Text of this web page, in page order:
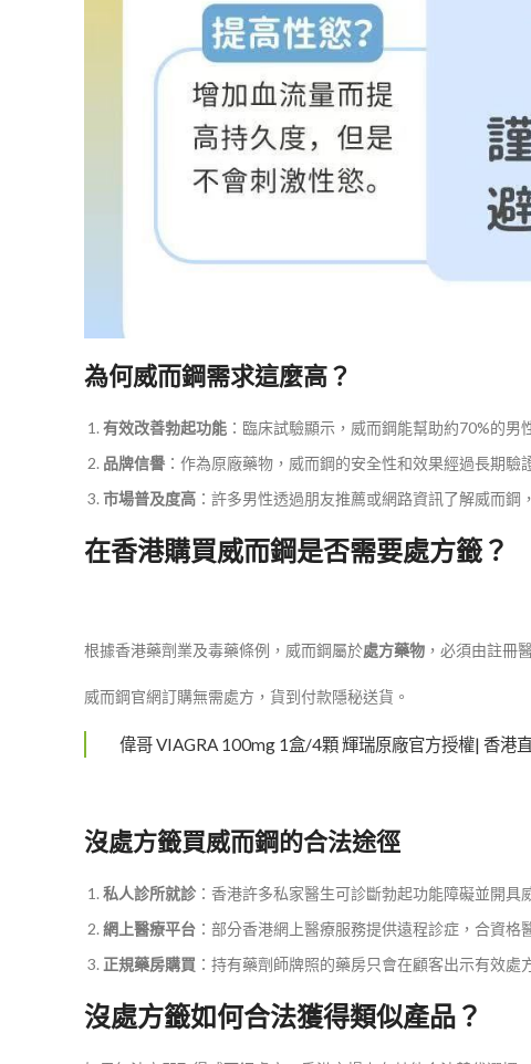
為何威而鋼需求這麼高？
有效改善勃起功能 ：臨床試驗顯示，威而鋼能幫助約70%的男
品牌信譽 ：作為原廠藥物，威而鋼的安全性和效果經過長期驗
市場普及度高 ：許多男性透過朋友推薦或網路資訊了解威而鋼
在香港購買威而鋼是否需要處方籤？
根據香港藥劑業及毒藥條例，威而鋼屬於處方藥物 ，必須由註冊
威而鋼官網訂購無需處方，貨到付款隱秘送貨。
偉哥 VIAGRA 100mg 1盒/4顆 輝瑞原廠官方授權| 香港
沒處方籤買威而鋼的合法途徑
私人診所就診 ：香港許多私家醫生可診斷勃起功能障礙並開具
網上醫療平台 ：部分香港網上醫療服務提供遠程診症，合資格
正規藥房購買 ：持有藥劑師牌照的藥房只會在顧客出示有效處
沒處方籤如何合法獲得類似產品？